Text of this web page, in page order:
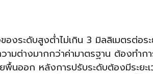
งระดับสูงต่ำไม่เกิน 3 มิลลิเมตรต่อร
มต่างมากกว่าค่ามาตรฐาน ต้องทำก
นออก หลังการปรับระดับต้องมีระยะ